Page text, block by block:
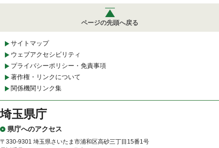
ページの先頭へ戻る
サイトマップ
ウェブアクセシビリティ
プライバシーポリシー・免責事項
著作権・リンクについて
関係機関リンク集
埼玉県庁
県庁へのアクセス
〒330-9301 埼玉県さいたま市浦和区高砂三丁目15番1号